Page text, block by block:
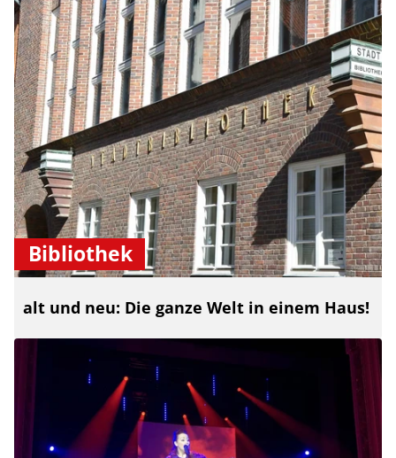
Bibliothek
alt und neu: Die ganze Welt in einem Haus!